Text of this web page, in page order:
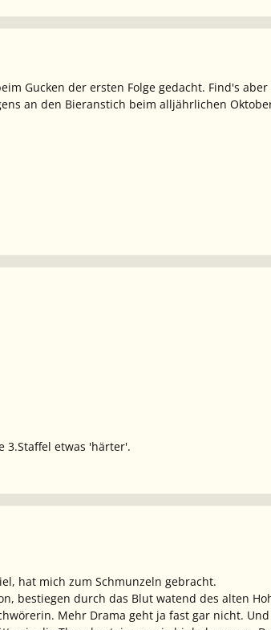
Gucken der ersten Folge gedacht. Find's
an den Bieranstich beim alljährlichen
3.Staffel etwas 'härter'.
hat mich zum Schmunzeln gebracht.
bestiegen durch das Blut watend des alten
Mehr Drama geht ja fast gar nicht.